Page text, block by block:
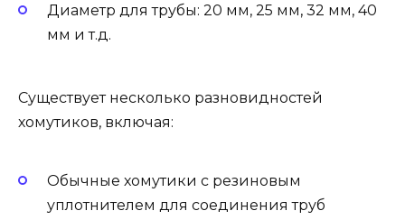
Диаметр для трубы: 20 мм, 25 мм, 32 мм, 40
мм и т.д.
Существует несколько разновидностей
хомутиков, включая:
Обычные хомутики с резиновым
уплотнителем для соединения труб